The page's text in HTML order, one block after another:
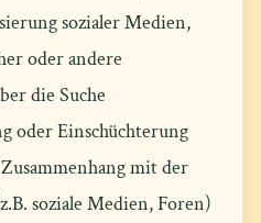
sozialer Medien,
oder andere
die Suche
oder Einschüchterung
mit der
soziale Medien, Foren)